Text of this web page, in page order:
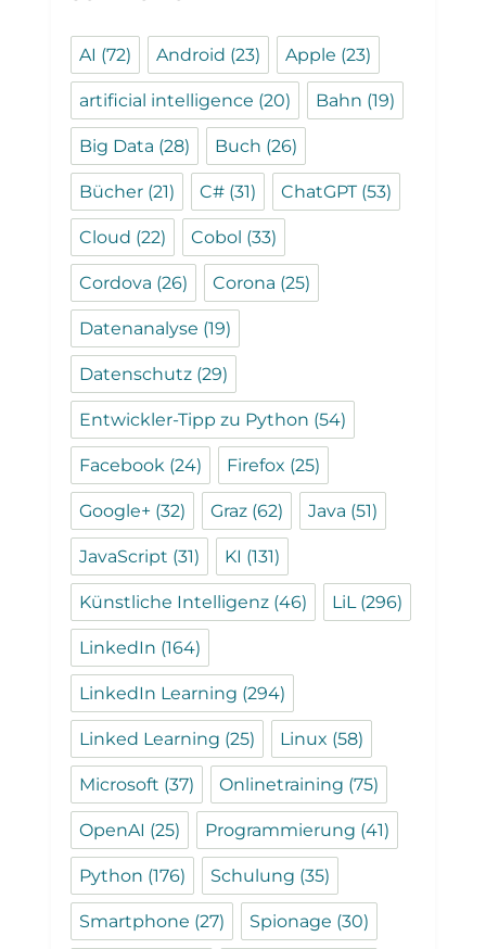
AI (72) Android (23) Apple (23)
artificial intelligence (20) Bahn (19)
Big Data (28) Buch (26)
Bücher (21) C# (31) ChatGPT(53)
Cloud (22) Cobol (33)
Cordova (26) Corona (25)
Datenanalyse (19)
Datenschutz (29)
Entwickler-Tipp zu Python (54)
Facebook (24) Firefox (25)
Google+ (32) Graz (62) Java (51)
JavaScript (31) KI (131)
Künstliche Intelligenz (46) LiL(296)
LinkedIn (164)
LinkedIn Learning (294)
Linked Learning (25) Linux (58)
Microsoft (37) Onlinetraining (75)
OpenAI (25) Programmierung (41)
Python (176) Schulung (35)
Smartphone (27) Spionage (30)